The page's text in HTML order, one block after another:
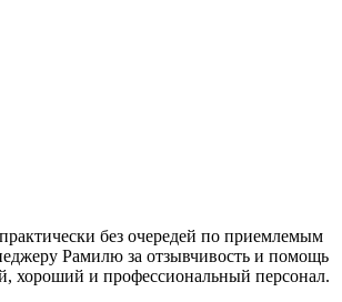
без очередей по приемлемым
Рамилю за отзывчивость и помощь
хороший и профессиональный персонал.